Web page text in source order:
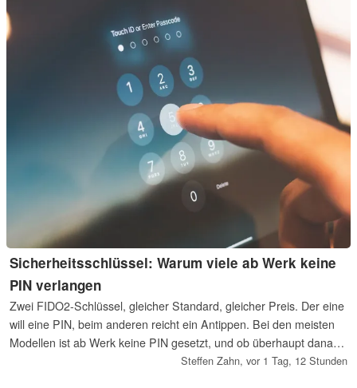
Sicherheitsschlüssel: Warum viele ab Werk keine
PIN verlangen
Zwei FIDO2-Schlüssel, gleicher Standard, gleicher Preis. Der eine
will eine PIN, beim anderen reicht ein Antippen. Bei den meisten
Modellen ist ab Werk keine PIN gesetzt, und ob überhaupt danach
gefragt wird, entscheidet in der Regel die Website. Wir haben die
Steffen Zahn, vor 1 Tag, 12 Stunden